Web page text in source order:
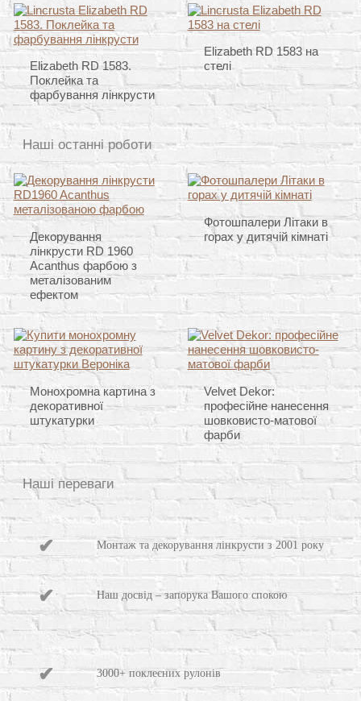
Elizabeth RD 1583.
Поклейка та
фарбування лінкрусти
Elizabeth RD 1583 на
стелі
Наші останні роботи
Декорування
лінкрусти RD 1960
Acanthus фарбою з
металізованим
ефектом
Фотошпалери Літаки в
горах у дитячій кімнаті
Монохромна картина з
декоративної
штукатурки
Velvet Dekor:
професійне нанесення
шовковисто-матової
фарби
Наші переваги
Монтаж та декорування лінкрусти з 2001 року
Наш досвід – запорука Вашого спокою
3000+ поклеєних рулонів